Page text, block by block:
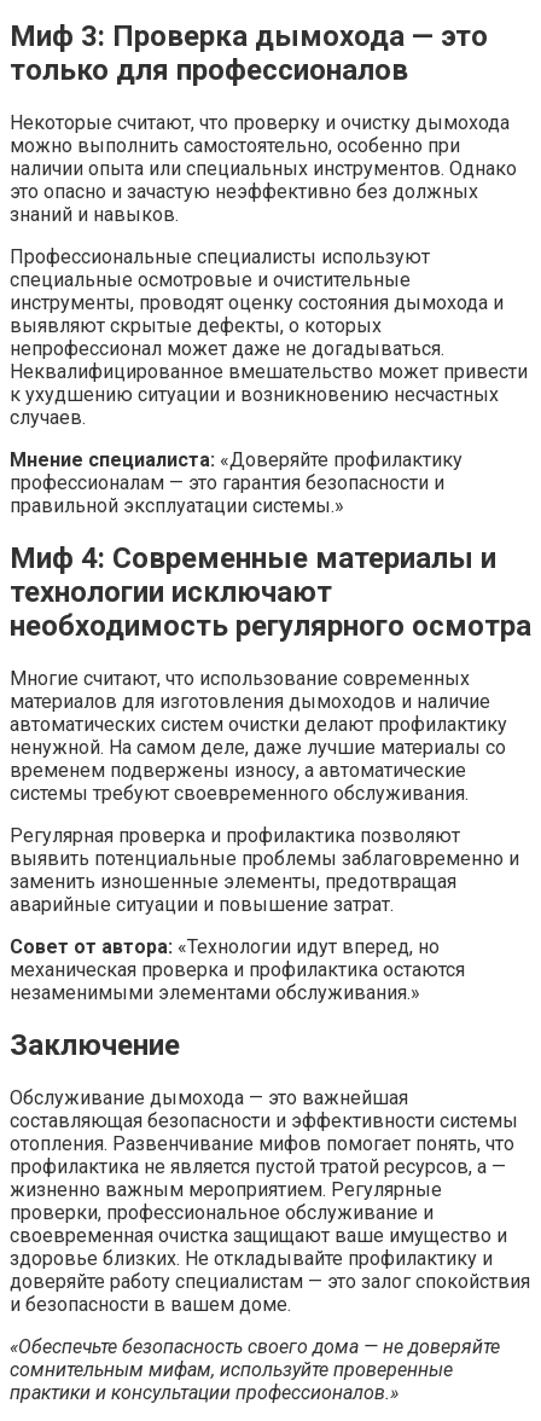
Миф 3: Проверка дымохода — это
только для профессионалов
Некоторые считают, что проверку и очистку дымохода
можно выполнить самостоятельно, особенно при
наличии опыта или специальных инструментов. Однако
это опасно и зачастую неэффективно без должных
знаний и навыков.
Профессиональные специалисты используют
специальные осмотровые и очистительные
инструменты, проводят оценку состояния дымохода и
выявляют скрытые дефекты, о которых
непрофессионал может даже не догадываться.
Неквалифицированное вмешательство может привести
к ухудшению ситуации и возникновению несчастных
случаев.
Мнение специалиста: «Доверяйте профилактику
профессионалам — это гарантия безопасности и
правильной эксплуатации системы.»
Миф 4: Современные материалы и
технологии исключают
необходимость регулярного осмотра
Многие считают, что использование современных
материалов для изготовления дымоходов и наличие
автоматических систем очистки делают профилактику
ненужной. На самом деле, даже лучшие материалы со
временем подвержены износу, а автоматические
системы требуют своевременного обслуживания.
Регулярная проверка и профилактика позволяют
выявить потенциальные проблемы заблаговременно и
заменить изношенные элементы, предотвращая
аварийные ситуации и повышение затрат.
Совет от автора: «Технологии идут вперед, но
механическая проверка и профилактика остаются
незаменимыми элементами обслуживания.»
Заключение
Обслуживание дымохода — это важнейшая
составляющая безопасности и эффективности системы
отопления. Развенчивание мифов помогает понять, что
профилактика не является пустой тратой ресурсов, а —
жизненно важным мероприятием. Регулярные
проверки, профессиональное обслуживание и
своевременная очистка защищают ваше имущество и
здоровье близких. Не откладывайте профилактику и
доверяйте работу специалистам — это залог спокойствия
и безопасности в вашем доме.
«Обеспечьте безопасность своего дома — не доверяйте
сомнительным мифам, используйте проверенные
практики и консультации профессионалов.»